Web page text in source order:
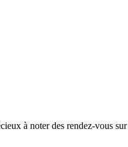
à noter des rendez-vous